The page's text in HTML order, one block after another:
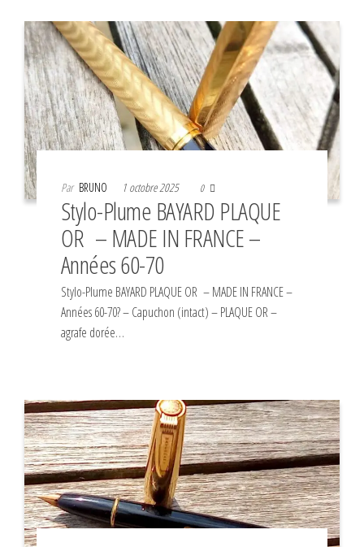
Par BRUNO 1 octobre 2025 0
Stylo-Plume BAYARD PLAQUE
OR – MADE IN FRANCE –
Années 60-70
Stylo-Plume BAYARD PLAQUE OR – MADE IN FRANCE –
Années 60-70? – Capuchon (intact) – PLAQUE OR –
agrafe dorée…